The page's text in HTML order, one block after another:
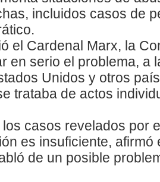
incluidos casos de
el Cardenal Marx, la
en serio el problema, a
Unidos y otros
trataba de actos
casos revelados por
es insuficiente, afirmó
de un posible